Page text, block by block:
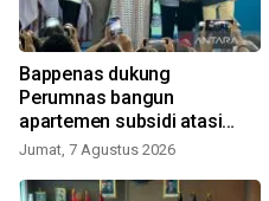
Bappenas dukung
Perumnas bangun
apartemen subsidi atasi
"backlog"
Jumat, 7 Agustus 2026